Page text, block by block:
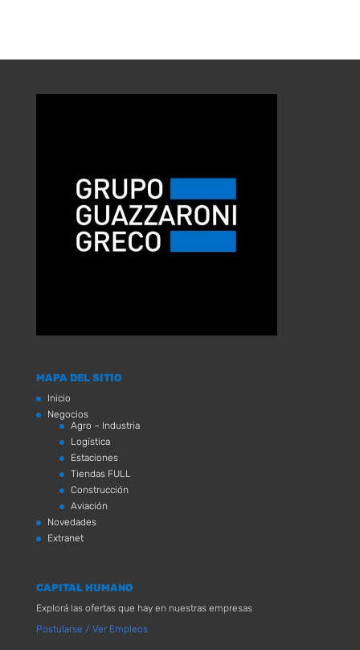
MAPA DEL SITIO
Inicio
Negocios
Agro – Industria
Logística
Estaciones
Tiendas FULL
Construcción
Aviación
Novedades
Extranet
CAPITAL HUMANO
Explorá las ofertas que hay en nuestras empresas
Postularse / Ver Empleos